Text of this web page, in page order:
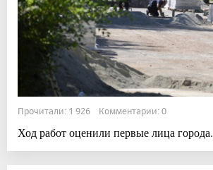
Прочитали: 1 926 Комментарии: 0
Ход работ оценили первые лица города.